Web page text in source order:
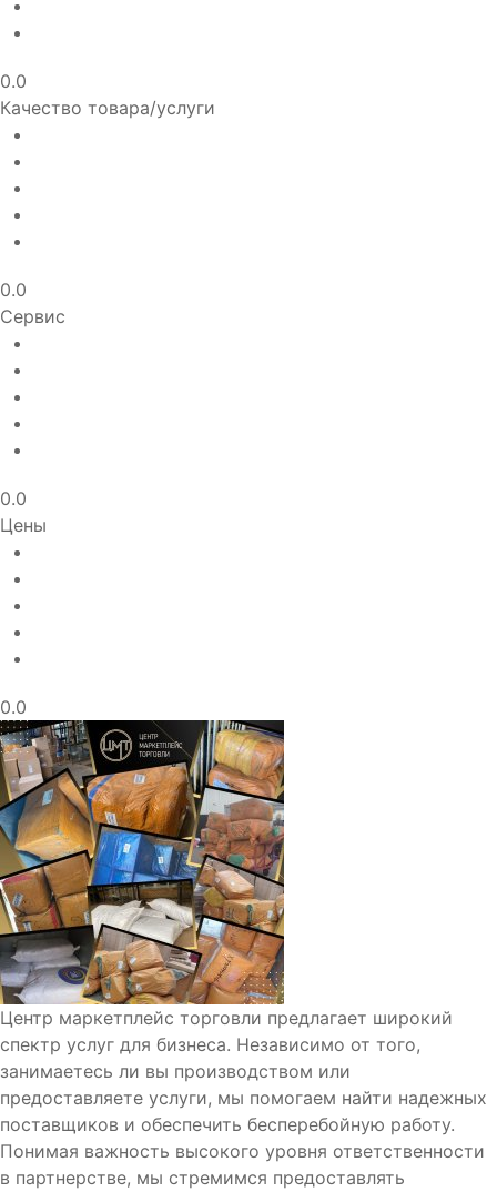
0.0
Качество товара/услуги
0.0
Сервис
0.0
Цены
0.0
Центр маркетплейс торговли предлагает широкий
спектр услуг для бизнеса. Независимо от того,
занимаетесь ли вы производством или
предоставляете услуги, мы помогаем найти надежных
поставщиков и обеспечить бесперебойную работу.
Понимая важность высокого уровня ответственности
в партнерстве, мы стремимся предоставлять